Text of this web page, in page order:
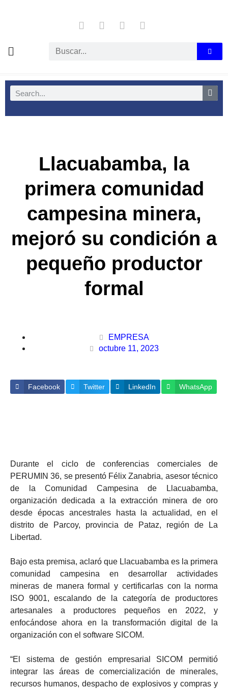
Llacuabamba, la
primera comunidad
campesina minera,
mejoró su condición a
pequeño productor
formal
EMPRESA
octubre 11, 2023
Facebook Twitter LinkedIn WhatsApp
Durante el ciclo de conferencias comerciales de
PERUMIN 36, se presentó Félix Zanabria, asesor técnico
de la Comunidad Campesina de Llacuabamba,
organización dedicada a la extracción minera de oro
desde épocas ancestrales hasta la actualidad, en el
distrito de Parcoy, provincia de Pataz, región de La
Libertad.
Bajo esta premisa, aclaró que Llacuabamba es la primera
comunidad campesina en desarrollar actividades
mineras de manera formal y certificarlas con la norma
ISO 9001, escalando de la categoría de productores
artesanales a productores pequeños en 2022, y
enfocándose ahora en la transformación digital de la
organización con el software SICOM.
“El sistema de gestión empresarial SICOM permitió
integrar las áreas de comercialización de minerales,
recursos humanos, despacho de explosivos y compras y